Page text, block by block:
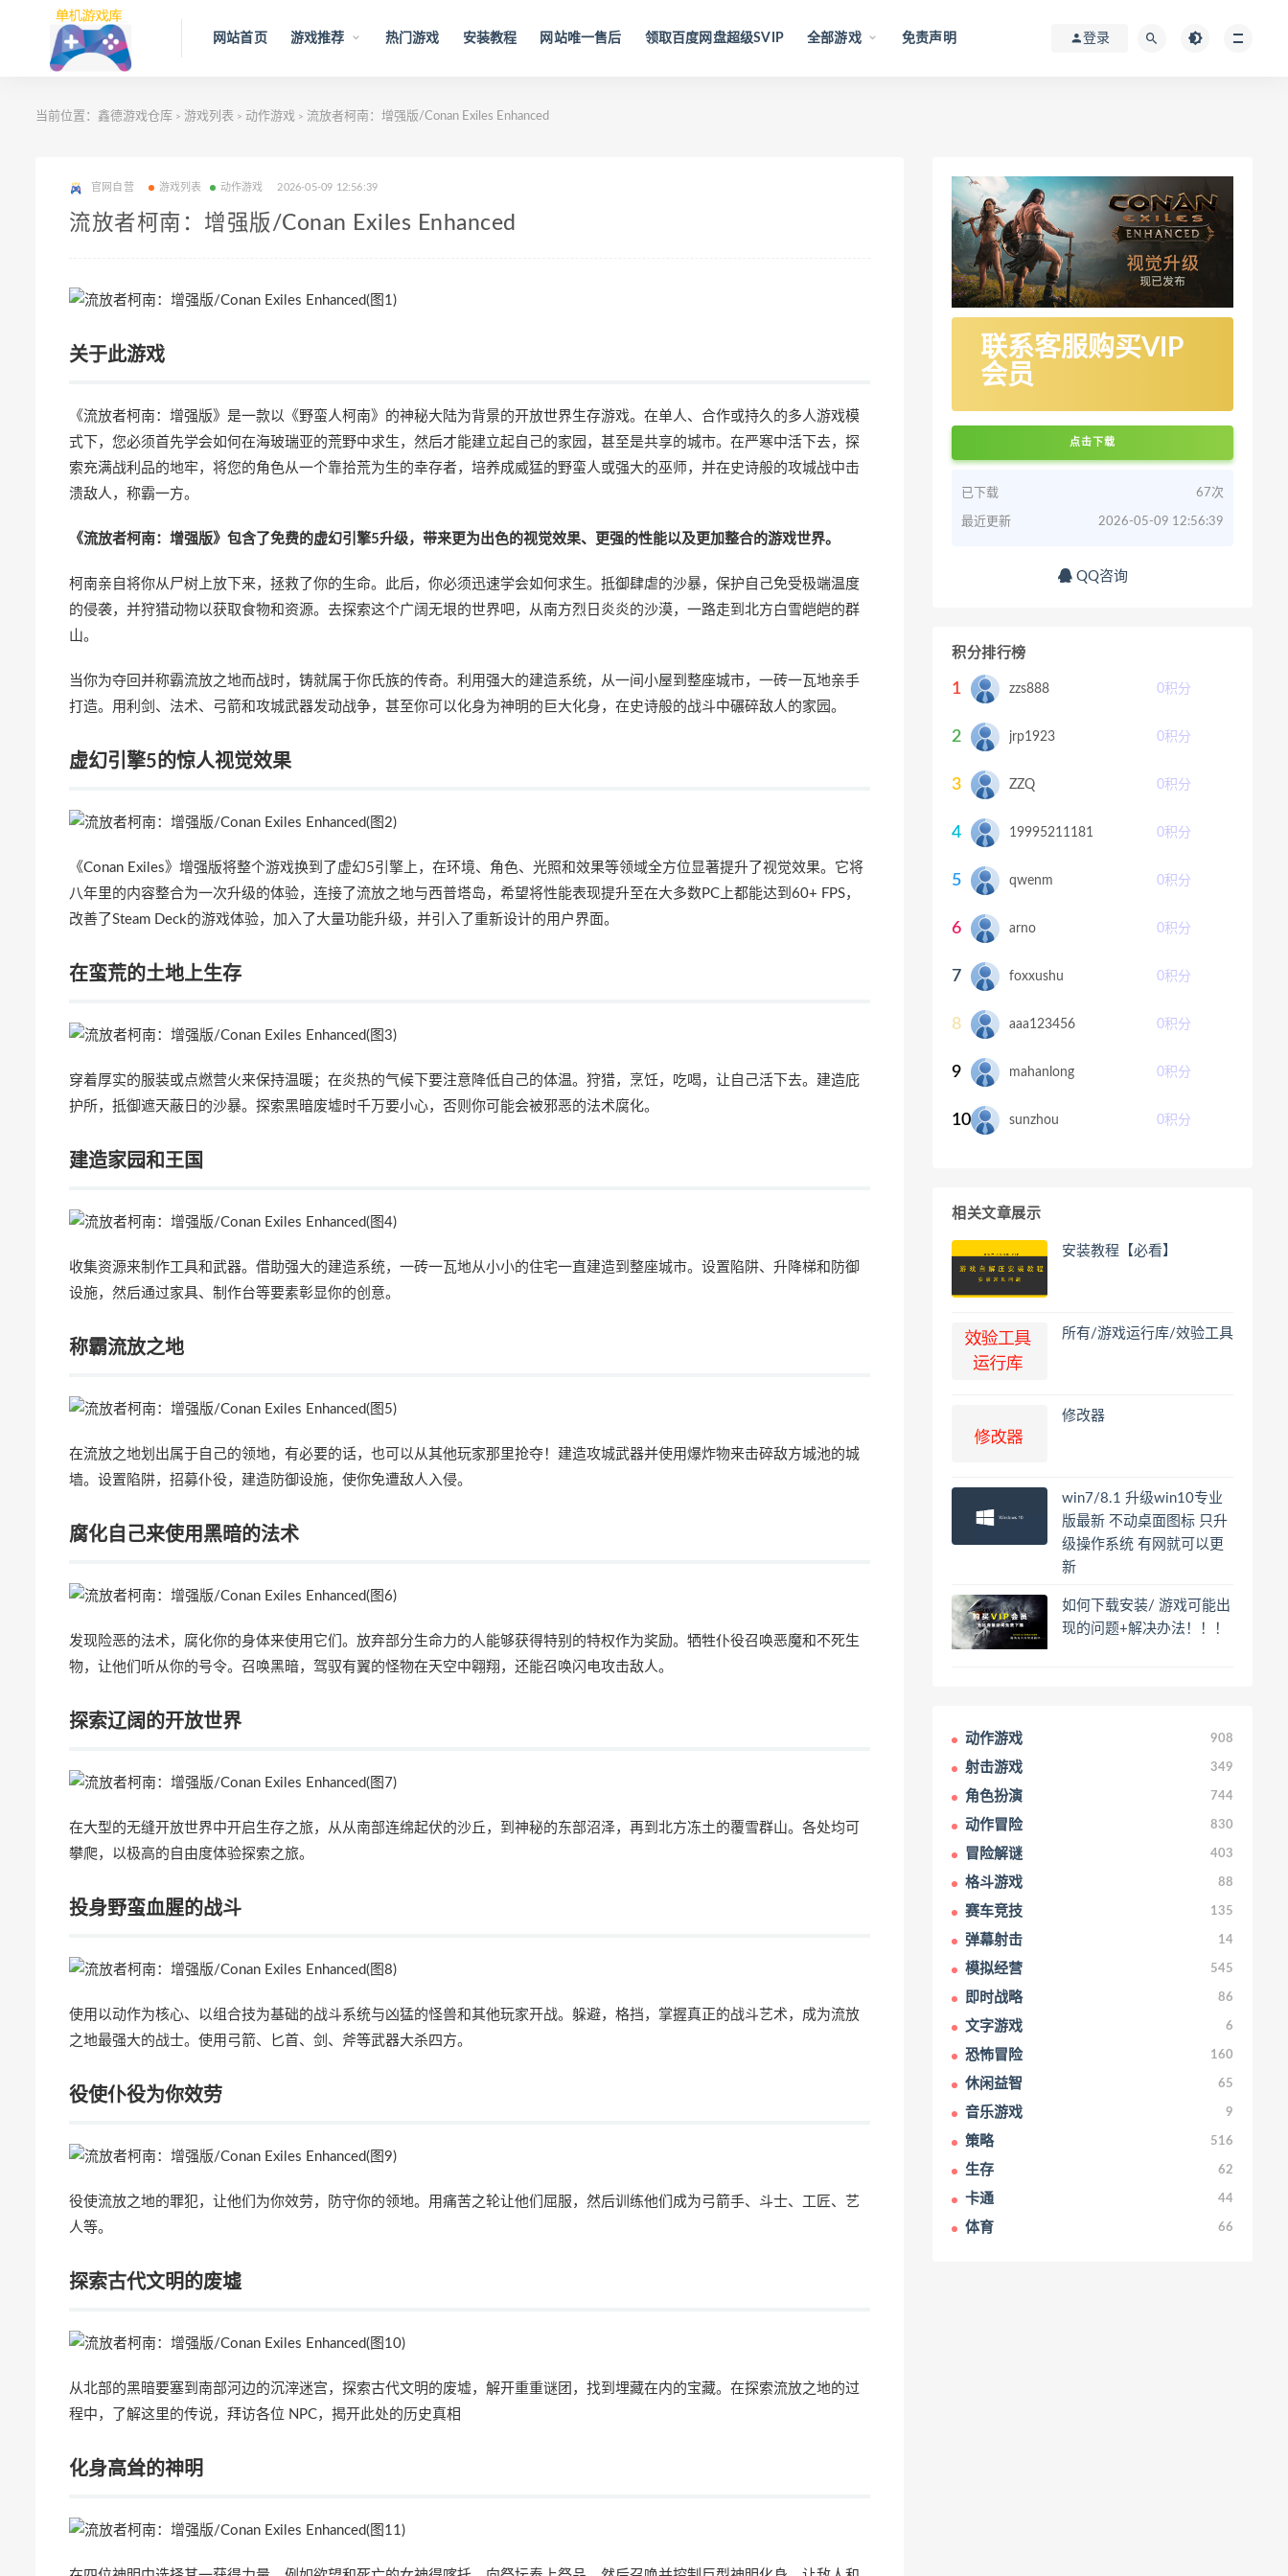
网站首页 游戏推荐 热门游戏 安装教程 网站唯一售后 领取百度网盘超级SVIP 全部游戏 免责声明 登录
当前位置： 鑫德游戏仓库 > 游戏列表 > 动作游戏 > 流放者柯南：增强版/Conan Exiles Enhanced
官网自营 游戏列表 动作游戏 2026-05-09 12:56:39
流放者柯南：增强版/Conan Exiles Enhanced
关于此游戏
《流放者柯南：增强版》是一款以《野蛮人柯南》的神秘大陆为背景的开放世界生存游戏。在单人、合作或持久的多人游戏模
式下，您必须首先学会如何在海玻瑞亚的荒野中求生，然后才能建立起自己的家园，甚至是共享的城市。在严寒中活下去，探
索充满战利品的地牢，将您的角色从一个靠拾荒为生的幸存者，培养成威猛的野蛮人或强大的巫师，并在史诗般的攻城战中击
溃敌人，称霸一方。
《流放者柯南：增强版》包含了免费的虚幻引擎5升级，带来更为出色的视觉效果、更强的性能以及更加整合的游戏世界。
柯南亲自将你从尸树上放下来，拯救了你的生命。此后，你必须迅速学会如何求生。抵御肆虐的沙暴，保护自己免受极端温度
的侵袭，并狩猎动物以获取食物和资源。去探索这个广阔无垠的世界吧，从南方烈日炎炎的沙漠，一路走到北方白雪皑皑的群
山。
当你为夺回并称霸流放之地而战时，铸就属于你氏族的传奇。利用强大的建造系统，从一间小屋到整座城市，一砖一瓦地亲手
打造。用利剑、法术、弓箭和攻城武器发动战争，甚至你可以化身为神明的巨大化身，在史诗般的战斗中碾碎敌人的家园。
虚幻引擎5的惊人视觉效果
《Conan Exiles》增强版将整个游戏换到了虚幻5引擎上，在环境、角色、光照和效果等领域全方位显著提升了视觉效果。它将
八年里的内容整合为一次升级的体验，连接了流放之地与西普塔岛，希望将性能表现提升至在大多数PC上都能达到60+ FPS，
改善了Steam Deck的游戏体验，加入了大量功能升级，并引入了重新设计的用户界面。
在蛮荒的土地上生存
穿着厚实的服装或点燃营火来保持温暖；在炎热的气候下要注意降低自己的体温。狩猎，烹饪，吃喝，让自己活下去。建造庇
护所，抵御遮天蔽日的沙暴。探索黑暗废墟时千万要小心，否则你可能会被邪恶的法术腐化。
建造家园和王国
收集资源来制作工具和武器。借助强大的建造系统，一砖一瓦地从小小的住宅一直建造到整座城市。设置陷阱、升降梯和防御
设施，然后通过家具、制作台等要素彰显你的创意。
称霸流放之地
在流放之地划出属于自己的领地，有必要的话，也可以从其他玩家那里抢夺！建造攻城武器并使用爆炸物来击碎敌方城池的城
墙。设置陷阱，招募仆役，建造防御设施，使你免遭敌人入侵。
腐化自己来使用黑暗的法术
发现险恶的法术，腐化你的身体来使用它们。放弃部分生命力的人能够获得特别的特权作为奖励。牺牲仆役召唤恶魔和不死生
物，让他们听从你的号令。召唤黑暗，驾驭有翼的怪物在天空中翱翔，还能召唤闪电攻击敌人。
探索辽阔的开放世界
在大型的无缝开放世界中开启生存之旅，从从南部连绵起伏的沙丘，到神秘的东部沼泽，再到北方冻土的覆雪群山。各处均可
攀爬，以极高的自由度体验探索之旅。
投身野蛮血腥的战斗
使用以动作为核心、以组合技为基础的战斗系统与凶猛的怪兽和其他玩家开战。躲避，格挡，掌握真正的战斗艺术，成为流放
之地最强大的战士。使用弓箭、匕首、剑、斧等武器大杀四方。
役使仆役为你效劳
役使流放之地的罪犯，让他们为你效劳，防守你的领地。用痛苦之轮让他们屈服，然后训练他们成为弓箭手、斗士、工匠、艺
人等。
探索古代文明的废墟
从北部的黑暗要塞到南部河边的沉滓迷宫，探索古代文明的废墟，解开重重谜团，找到埋藏在内的宝藏。在探索流放之地的过
程中，了解这里的传说，拜访各位 NPC，揭开此处的历史真相
化身高耸的神明
联系客服购买VIP
会员
点击下载
已下载 67次
最近更新 2026-05-09 12:56:39
QQ咨询
积分排行榜
1 zzs888 0积分
2 jrp1923 0积分
3 ZZQ 0积分
4 19995211181 0积分
5 qwenm 0积分
6 arno 0积分
7 foxxushu 0积分
8 aaa123456 0积分
9 mahanlong 0积分
10 sunzhou 0积分
相关文章展示
安装教程【必看】
所有/游戏运行库/效验工具
修改器
win7/8.1 升级win10专业
版最新 不动桌面图标 只升
级操作系统 有网就可以更
新
如何下载安装/ 游戏可能出
现的问题+解决办法！！！
动作游戏 908
射击游戏 349
角色扮演 744
动作冒险 830
冒险解谜 403
格斗游戏 88
赛车竞技 135
弹幕射击 14
模拟经营 545
即时战略 86
文字游戏 6
恐怖冒险 160
休闲益智 65
音乐游戏 9
策略 516
生存 62
卡通 44
体育 66